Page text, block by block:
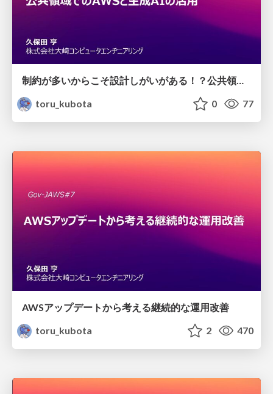
制約が多いからこそ設計しがいがある！？公共領域でのAWSと生成AIの活用
toru_kubota
0 77
AWSアップデートから考える継続的な運用改善
toru_kubota
2 470